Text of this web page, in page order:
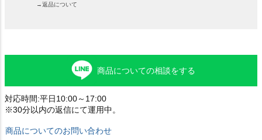
→返品について
商品についての相談をする
対応時間:平日10:00～17:00
※30分以内の返信にて運用中。
商品についてのお問い合わせ